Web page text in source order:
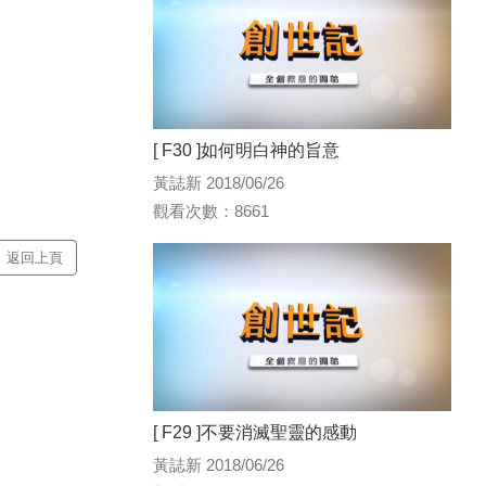
返回上頁
[ F30 ]如何明白神的旨意
黃誌新 2018/06/26
觀看次數：8661
[ F29 ]不要消滅聖靈的感動
黃誌新 2018/06/26